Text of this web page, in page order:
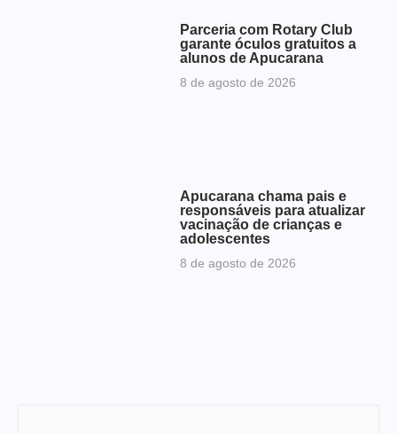
Parceria com Rotary Club
garante óculos gratuitos a
alunos de Apucarana
8 de agosto de 2026
Apucarana chama pais e
responsáveis para atualizar
vacinação de crianças e
adolescentes
8 de agosto de 2026